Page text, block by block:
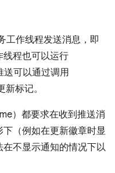
工作线程发送消息，即
线程也可以运行
可以通过调用
新标记。
）都要求在收到推送消
（例如在更新徽章时显
不显示通知的情况下以